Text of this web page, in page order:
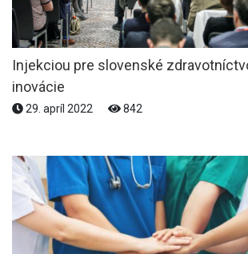
Injekciou pre slovenské
inovácie
29. apríl 2022 842